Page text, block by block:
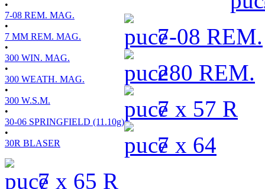
•
7-08 REM. MAG.
•
7 MM REM. MAG.
•
300 WIN. MAG.
•
300 WEATH. MAG.
•
300 W.S.M.
•
30-06 SPRINGFIELD (11.10g)
•
30R BLASER
7-08 REM.
280 REM.
7 x 57 R
7 x 64
7 x 65 R